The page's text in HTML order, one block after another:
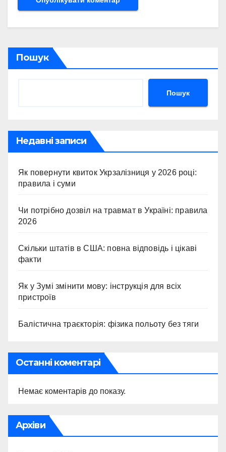
Пошук
Пошук
Недавні записи
Як повернути квиток Укрзалізниця у 2026 році:
правила і суми
Чи потрібно дозвіл на травмат в Україні: правила
2026
Скільки штатів в США: повна відповідь і цікаві
факти
Як у Зумі змінити мову: інструкція для всіх
пристроїв
Балістична траєкторія: фізика польоту без тяги
Останні коментарі
Немає коментарів до показу.
Архіви